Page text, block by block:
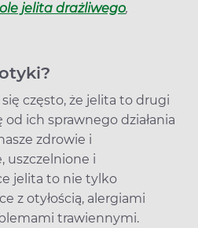
jelita drażliwego,
często, że jelita to drugi
ich sprawnego działania
zdrowie i
uszczelnione i
jelita to nie tylko
z otyłością, alergiami
trawiennymi.